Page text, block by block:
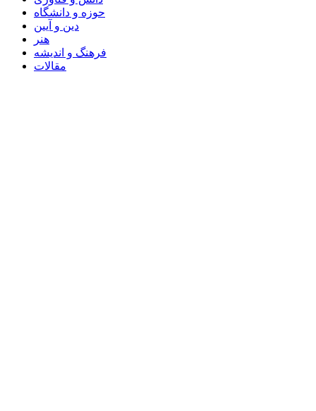
حوزه و دانشگاه
دین و آیین
هنر
فرهنگ و اندیشه
مقالات